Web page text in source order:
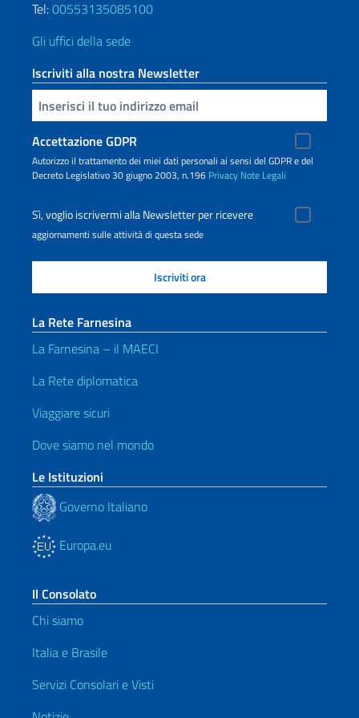
Tel:00553135085100
Gli uffici della sede
Iscriviti alla nostra Newsletter
Inserisci la tua email
Accettazione GDPR
Autorizzo il trattamento dei miei dati personali ai sensi del GDPR e del
Decreto Legislativo 30 giugno 2003, n.196 Privacy Note Legali
Sì, voglio iscrivermi alla Newsletter per ricevere
aggiornamenti sulle attività di questa sede
La Rete Farnesina
La Farnesina – il MAECI
La Rete diplomatica
Viaggiare sicuri
Dove siamo nel mondo
Le Istituzioni
Governo Italiano
Europa.eu
Il Consolato
Chi siamo
Italia e Brasile
Servizi Consolari e Visti